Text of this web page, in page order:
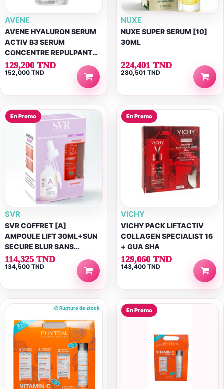
AVENE
AVENE HYALURON SERUM
ACTIV B3 SERUM
CONCENTRE REPULPANT
30 ML
129,200 TND
152,000 TND
NUXE
NUXE SUPER SERUM [10]
30ML
224,401 TND
280,501 TND
En Promo
SVR
SVR COFFRET [A]
AMPOULE LIFT 30ML+SUN
SECURE BLUR SANS
PARFUM SPF50+ 15ML
(OFFERT)
114,325 TND
134,500 TND
En Promo
VICHY
VICHY PACK LIFTACTIV
COLLAGEN SPECIALIST 16
+ GUA SHA
129,060 TND
143,400 TND
Rupture de stock En Promo